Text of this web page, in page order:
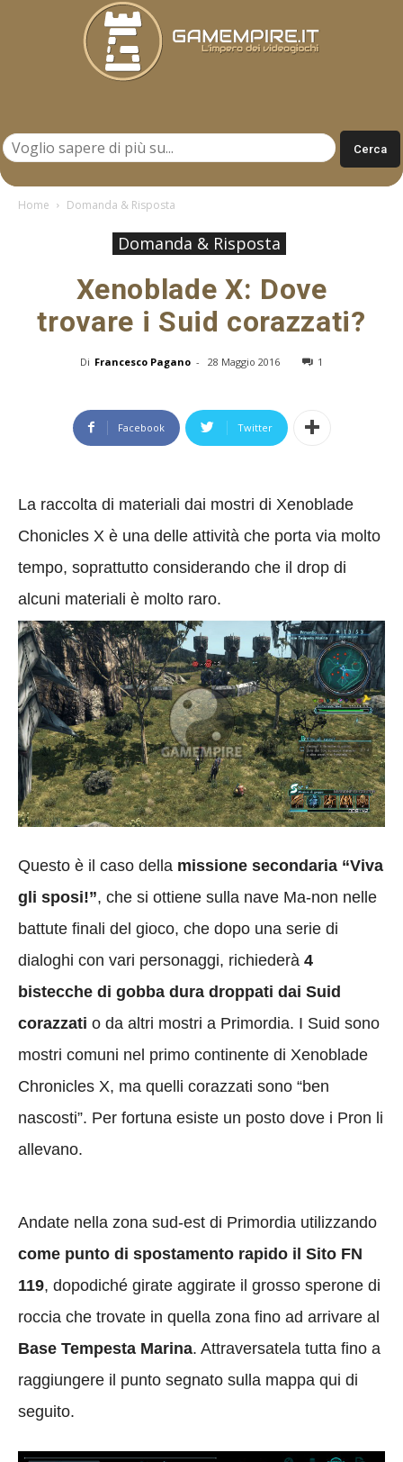
Home Domanda & Risposta
Domanda & Risposta
Xenoblade X: Dove
trovare i Suid corazzati?
Di Francesco Pagano - 28 Maggio 2016 1
Facebook Twitter
La raccolta di materiali dai mostri di Xenoblade
Chonicles X è una delle attività che porta via molto
tempo, soprattutto considerando che il drop di
alcuni materiali è molto raro.
Questo è il caso della missione secondaria “Viva
gli sposi!”, che si ottiene sulla nave Ma-non nelle
battute finali del gioco, che dopo una serie di
dialoghi con vari personaggi, richiederà 4
bistecche di gobba dura droppati dai Suid
corazzati o da altri mostri a Primordia. I Suid sono
mostri comuni nel primo continente di Xenoblade
Chronicles X, ma quelli corazzati sono “ben
nascosti”. Per fortuna esiste un posto dove i Pron li
allevano.
Andate nella zona sud-est di Primordia utilizzando
come punto di spostamento rapido il Sito FN
119, dopodiché girate aggirate il grosso sperone di
roccia che trovate in quella zona fino ad arrivare al
Base Tempesta Marina. Attraversatela tutta fino a
raggiungere il punto segnato sulla mappa qui di
seguito.